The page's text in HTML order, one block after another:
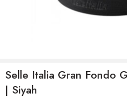
Selle Italia Gran Fondo
| Siyah